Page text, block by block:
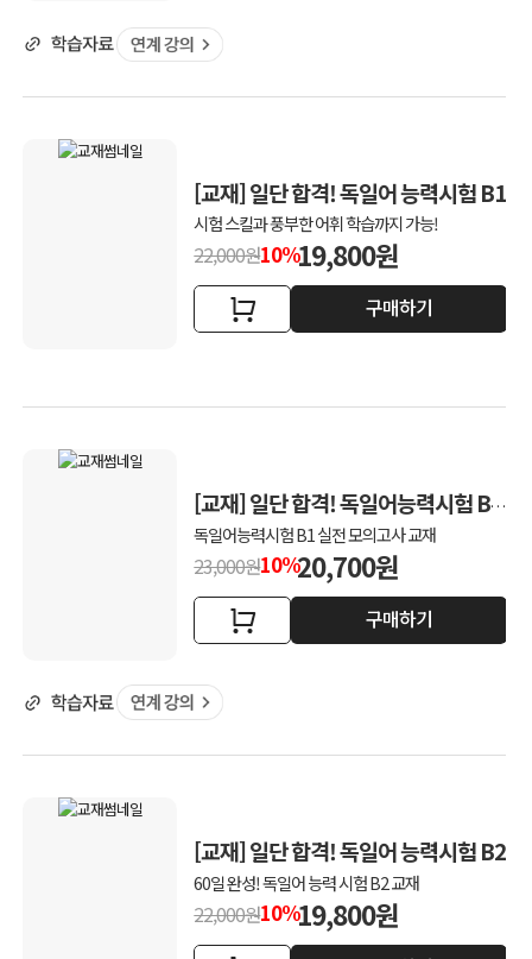
[교재] 일단 합격! 독일어 능력시험 B1
시험 스킬과 풍부한 어휘 학습까지 가능!
22,000원10%19,800원
구매하기
[교재] 일단 합격! 독일어능력시험 B1
실전모의고사
독일어능력시험 B1 실전 모의고사 교재
23,000원10%20,700원
구매하기
[교재] 일단 합격! 독일어 능력시험 B2
60일 완성! 독일어 능력 시험 B2 교재
22,000원10%19,800원